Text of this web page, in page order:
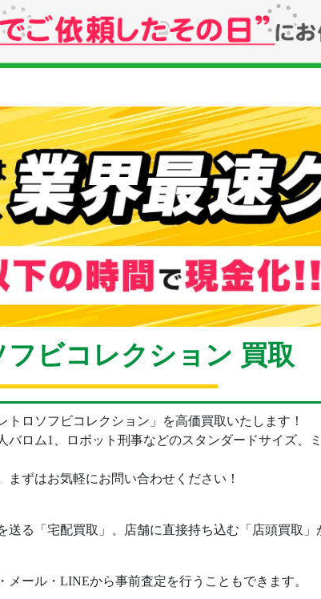
ビコレクション 買取
ロソフビコレクション」を高価買取いたします！
ロム1、ロボット刑事などのスタンダードサイズ、
ずはお気軽にお問い合わせください！
る「宅配買取」、店舗に直接持ち込む「店頭買取」
ール・LINEから事前査定を行うこともできます。